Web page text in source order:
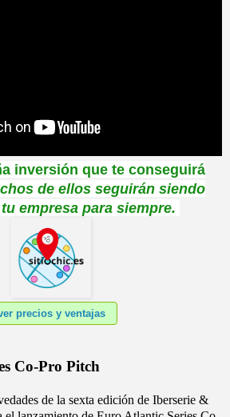
inversión que te conseguirá
de ellos seguirán siendo
empresa para siempre.
precios y ventajas
Co-Pro Pitch
de la sexta edición de Iberserie &